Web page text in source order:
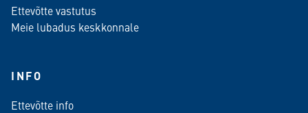
Ettevõtte vastutus
Meie lubadus keskkonnale
INFO
Ettevõtte info